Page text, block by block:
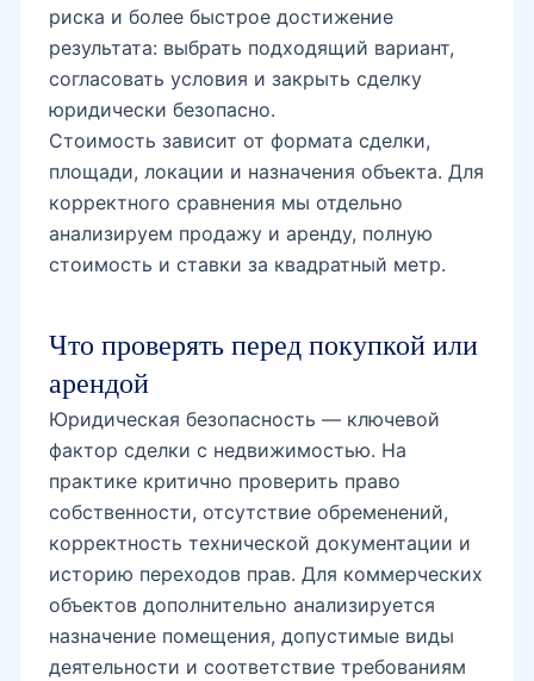
риска и более быстрое достижение
результата: выбрать подходящий вариант,
согласовать условия и закрыть сделку
юридически безопасно.
Стоимость зависит от формата сделки,
площади, локации и назначения объекта. Для
корректного сравнения мы отдельно
анализируем продажу и аренду, полную
стоимость и ставки за квадратный метр.
Что проверять перед покупкой или
арендой
Юридическая безопасность — ключевой
фактор сделки с недвижимостью. На
практике критично проверить право
собственности, отсутствие обременений,
корректность технической документации и
историю переходов прав. Для коммерческих
объектов дополнительно анализируется
назначение помещения, допустимые виды
деятельности и соответствие требованиям